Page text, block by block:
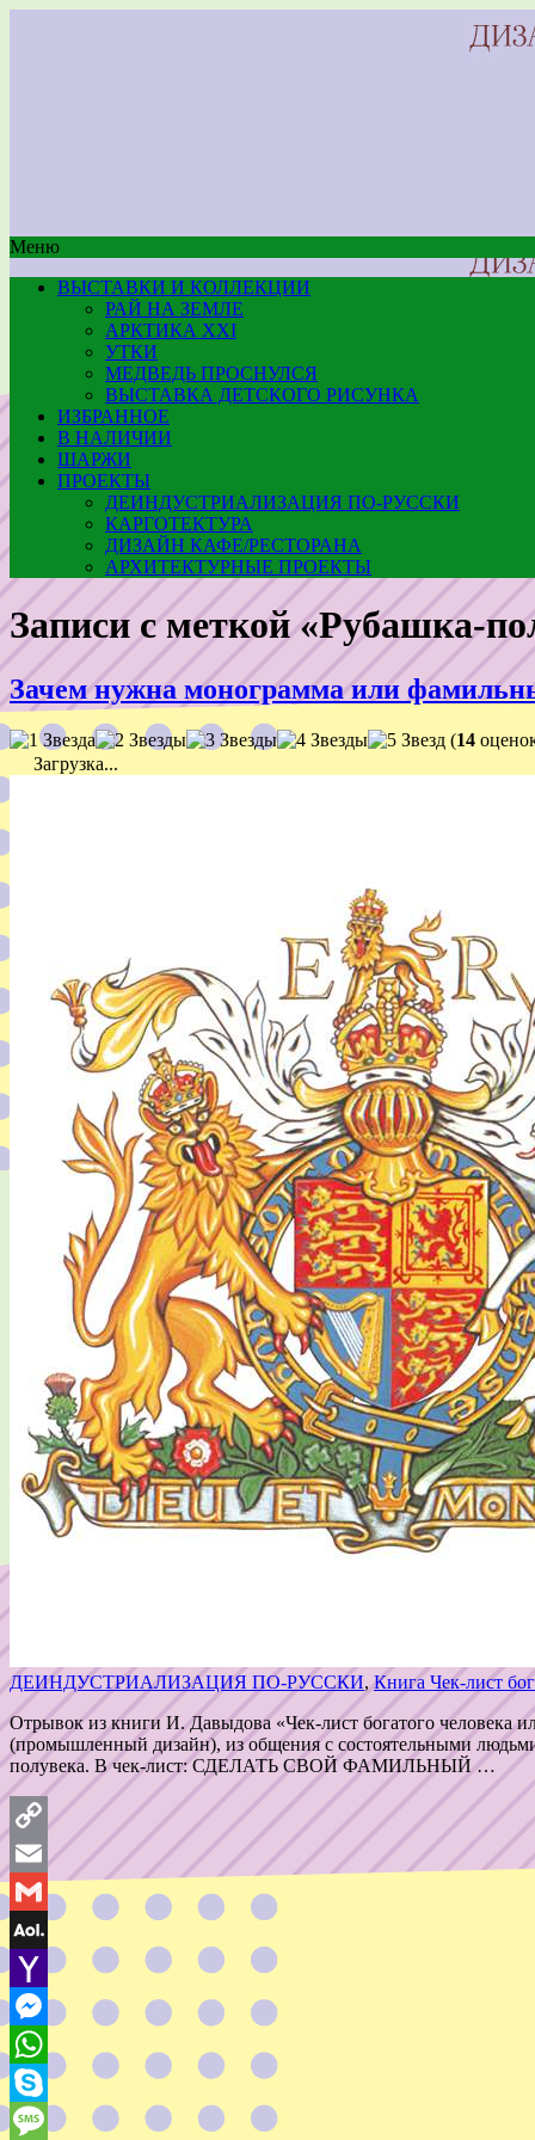
Меню
ВЫСТАВКИ И КОЛЛЕКЦИИ
РАЙ НА ЗЕМЛЕ
АРКТИКА XXI
УТКИ
МЕДВЕДЬ ПРОСНУЛСЯ
ВЫСТАВКА ДЕТСКОГО РИСУНКА
ИЗБРАННОЕ
В НАЛИЧИИ
ШАРЖИ
ПРОЕКТЫ
ДЕИНДУСТРИАЛИЗАЦИЯ ПО-РУССКИ
КАРГОТЕКТУРА
ДИЗАЙН КАФЕ/РЕСТОРАНА
АРХИТЕКТУРНЫЕ ПРОЕКТЫ
Записи с меткой «Рубашка-
Зачем нужна монограмма или
(14
Загрузка...
ДЕИНДУСТРИАЛИЗАЦИЯ ПО-РУССКИ,Книга Чек-лист
Отрывок из книги И. Давыдова «Чек-лист богатого человека
(промышленный дизайн), из общения с состоятельными
полувека. В чек-лист: СДЕЛАТЬ СВОЙ ФАМИЛЬНЫЙ …
Copy
Link
Email
Gmail
AOL
Mail
Yahoo
Mail
Messenger
WhatsApp
Skype